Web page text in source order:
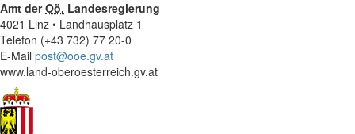
Amt derOö. Landesregierung
4021 Linz • Landhausplatz 1
Telefon (+43 732) 77 20-0
E-Mail post@ooe.gv.at
www.land-oberoesterreich.gv.at